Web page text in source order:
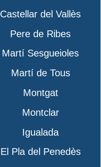
Castellar del Vallès
Pere de Ribes
Martí Sesgueioles
Martí de Tous
Montgat
Montclar
Igualada
El Pla del Penedès